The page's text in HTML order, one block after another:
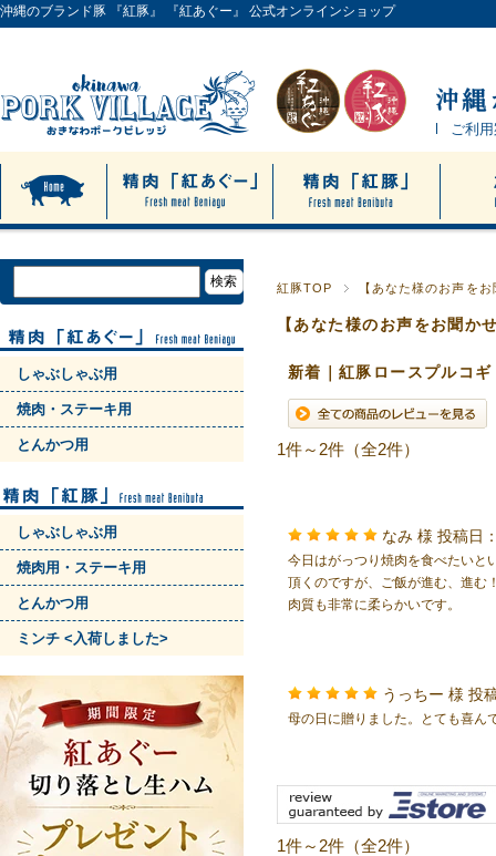
沖縄のブランド豚 『紅豚』 『紅あぐー』 公式オンラインショップ
ご利
紅豚TOP 【あなた様のお声を
【あなた様のお声をお聞か
新着｜紅豚ロースプルコギ
1件～2件（全2件）
なみ 様 投稿日
今日はがっつり焼肉を食べたいと
頂くのですが、ご飯が進む、進む
肉質も非常に柔らかいです。
うっちー 様 投
母の日に贈りました。とても喜ん
1件～2件（全2件）
しゃぶしゃぶ用
焼肉・ステーキ用
とんかつ用
しゃぶしゃぶ用
焼肉用・ステーキ用
とんかつ用
ミンチ <入荷しました>